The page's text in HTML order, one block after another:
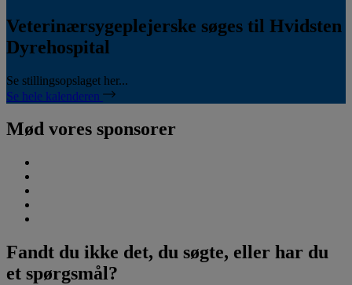
Veterinærsygeplejerske søges til Hvidsten
Dyrehospital
Se stillingsopslaget her...
Se hele kalenderen
Mød vores sponsorer
Fandt du ikke det, du søgte, eller har du
et spørgsmål?